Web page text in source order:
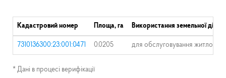
Кадастровий номер Площа, га Використання земельної
7310136300:23:001:0471 0.0205 для обслуговування
* Дані в процесі верифікації